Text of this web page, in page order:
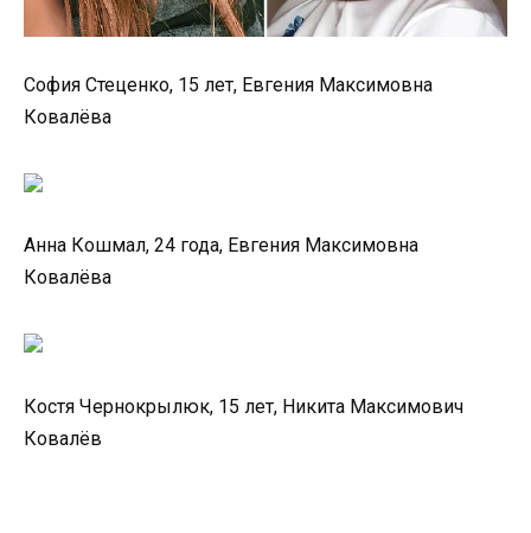
София Стеценко, 15 лет, Евгения Максимовна
Ковалёва
Анна Кошмал, 24 года, Евгения Максимовна
Ковалёва
Костя Чернокрылюк, 15 лет, Никита Максимович
Ковалёв